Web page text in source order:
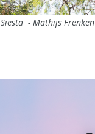
Siësta - Mathijs Frenken